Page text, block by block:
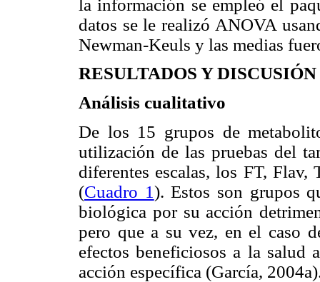
la información se empleó el
datos se le realizó ANOVA
Newman-Keuls y las medias
RESULTADOS Y DISCUSIÓN
Análisis cualitativo
De los 15 grupos de
utilización de las pruebas del
diferentes escalas, los FT,
(Cuadro 1). Estos son grupos
biológica por su acción
pero que a su vez, en el caso
efectos beneficiosos a la salud
acción específica (García,